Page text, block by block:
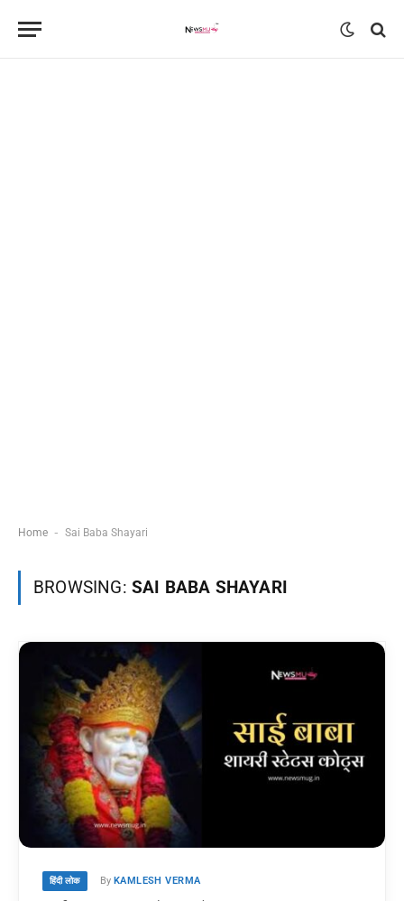
Home - Sai Baba Shayari
BROWSING: SAI BABA SHAYARI
हिंदी लोक By KAMLESH VERMA